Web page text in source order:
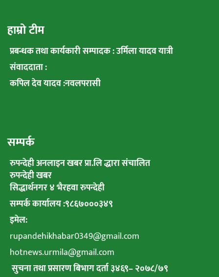
हाम्रो टीम
प्रबन्धक तथा कार्यकारी सम्पादक : उर्मिला यादव यात्री
संवाददाता :
कपिल देव यादव :नवलपरासी
सम्पर्क
रुपन्देही अनलाइन खबर प्रा.लि द्धारा संचालित
रुपन्देही खबर
सिद्धार्थनगर ४ भैरहवा रुपन्देही
सम्पर्क कार्यालय :९८६७०००३४९
इमेल:
rupandehikhabar0349@gmail.com
hotnews.urmila@gmail.com
सुचना तथा प्रसारण बिभाग दर्ता ३४६९–२०७८/७९